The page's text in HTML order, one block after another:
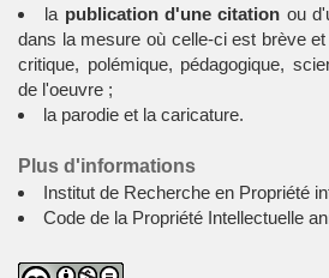
la publication d'une citation ou
dans la mesure où celle-ci est brève
critique, polémique, pédagogique,
de l'oeuvre ;
la parodie et la caricature.
Plus d'informations
Institut de Recherche en Propriété
Code de la Propriété Intellectuelle